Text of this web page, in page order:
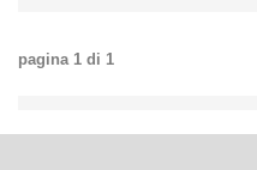
pagina 1 di 1